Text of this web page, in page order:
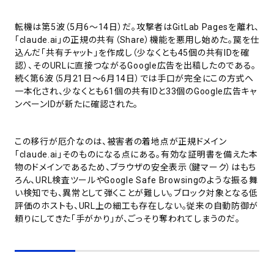
転機は第5波（5月6〜14日）だ。攻撃者はGitLab Pagesを離れ、
「claude.ai」の正規の共有（Share）機能を悪用し始めた。罠を仕
込んだ「共有チャット」を作成し（少なくとも45個の共有IDを確
認）、そのURLに直接つながるGoogle広告を出稿したのである。
続く第6波（5月21日〜6月14日）では手口が完全にこの方式へ
一本化され、少なくとも61個の共有IDと33個のGoogle広告キャ
ンペーンIDが新たに確認された。
この移行が厄介なのは、被害者の着地点が正規ドメイン
「claude.ai」そのものになる点にある。有効な証明書を備えた本
物のドメインであるため、ブラウザの安全表示（鍵マーク）はもち
ろん、URL検査ツールやGoogle Safe Browsingのような振る舞
い検知でも、異常として弾くことが難しい。ブロック対象となる低
評価のホストも、URL上の細工も存在しない。従来の自動防御が
頼りにしてきた「手がかり」が、ごっそり奪われてしまうのだ。